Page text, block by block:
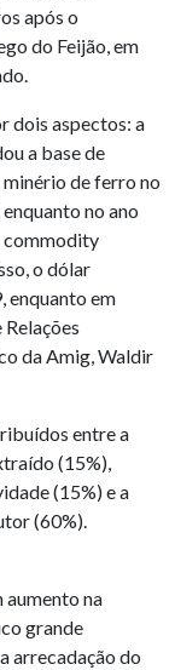
após o
do Feijão, em
dois aspectos: a
a base de
de ferro no
no ano
commodity
o dólar
enquanto em
da Amig, Waldir
entre a
(15%),
(15%) e a
(60%).
aumento na
grande
arrecadação do